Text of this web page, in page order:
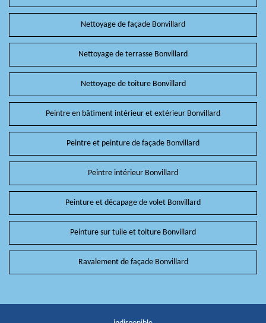
Nettoyage de façade Bonvillard
Nettoyage de terrasse Bonvillard
Nettoyage de toiture Bonvillard
Peintre en bâtiment intérieur et extérieur Bonvillard
Peintre et peinture de façade Bonvillard
Peintre intérieur Bonvillard
Peinture et décapage de volet Bonvillard
Peinture sur tuile et toiture Bonvillard
Ravalement de façade Bonvillard